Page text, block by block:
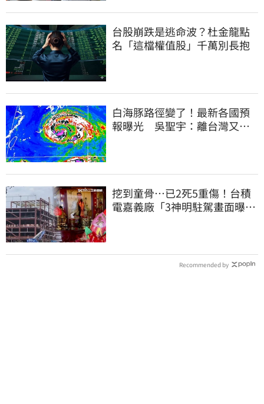
台股崩跌是逃命波？杜金龍點
名「這檔權值股」千萬別長抱
白海豚路徑變了！最新各國預
報曝光 吳聖宇：離台灣又更
挖到童骨…已2死5重傷！台積
電嘉義廠「3神明駐駕畫面曝
Recommended by